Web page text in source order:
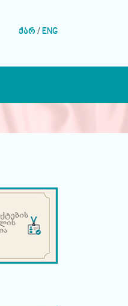
ქარ /ENG